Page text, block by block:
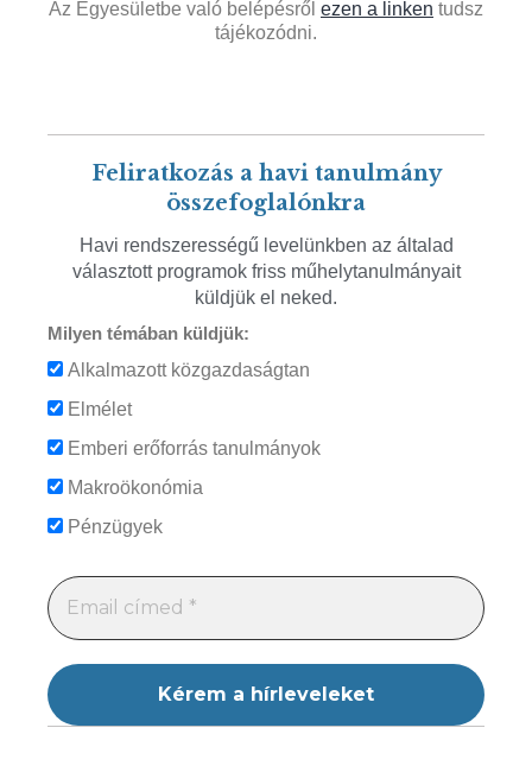
Az Egyesületbe való belépésről ezen a linken tudsz
tájékozódni.
Feliratkozás a havi tanulmány
összefoglalónkra
Havi rendszerességű levelünkben az általad
választott programok friss műhelytanulmányait
küldjük el neked.
Milyen témában küldjük:
Alkalmazott közgazdaságtan
Elmélet
Emberi erőforrás tanulmányok
Makroökonómia
Pénzügyek